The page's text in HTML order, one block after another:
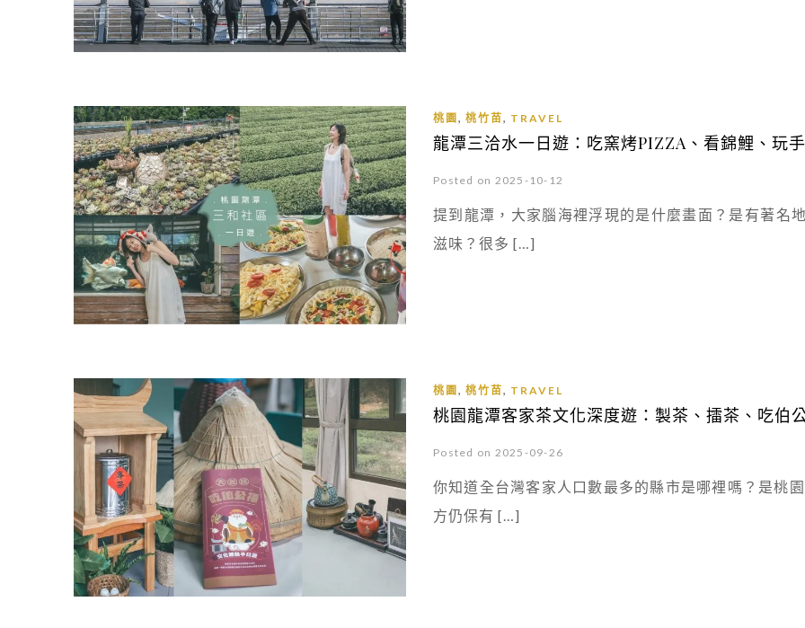
桃園 , 桃竹苗, TRAVEL
龍潭三洽水一日遊：吃窯烤PIZZA、看錦鯉、玩
Posted on 2025-10-12
提到龍潭，大家腦海裡浮現的是什麼畫面？是有著名
滋味？很多 […]
桃園 , 桃竹苗, TRAVEL
桃園龍潭客家茶文化深度遊：製茶、擂茶、吃伯
Posted on 2025-09-26
你知道全台灣客家人口數最多的縣市是哪裡嗎？是桃
方仍保有 […]